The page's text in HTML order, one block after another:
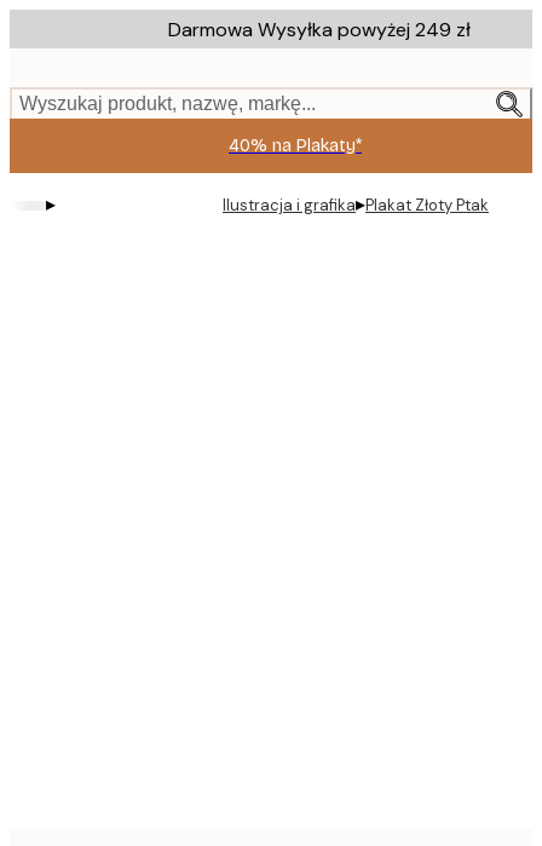
to
content.
Darmowa Wysyłka powyżej 249 zł
Wyszukaj produkt, nazwę, markę...
40% na Plakaty*
▸ Ilustracja i grafika▸Plakat Złoty Ptak